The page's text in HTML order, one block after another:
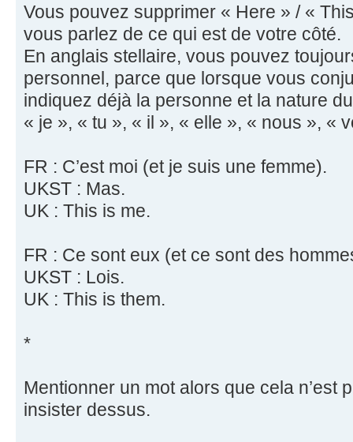
Vous pouvez supprimer « Here » / «
vous parlez de ce qui est de votre côté.
En anglais stellaire, vous pouvez
personnel, parce que lorsque vous
indiquez déjà la personne et la nature
« je », « tu », « il », « elle », « nous », «
FR : C’est moi (et je suis une femme).
UKST : Mas.
UK : This is me.
FR : Ce sont eux (et ce sont des
UKST : Lois.
UK : This is them.
*
Mentionner un mot alors que cela n’est
insister dessus.